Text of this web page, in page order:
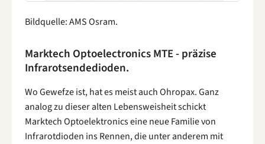
Bildquelle: AMS Osram.
Marktech Optoelectronics MTE - präzise
Infrarotsendedioden.
Wo Gewefze ist, hat es meist auch Ohropax. Ganz
analog zu dieser alten Lebensweisheit schickt
Marktech Optoelektronics eine neue Familie von
Infrarotdioden ins Rennen, die unter anderem mit